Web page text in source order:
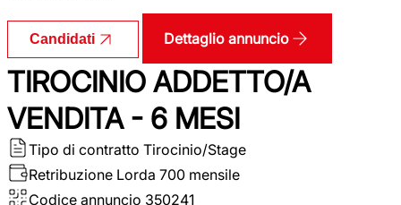
Candidati Dettaglio annuncio
TIROCINIO ADDETTO/A
VENDITA - 6 MESI
Tipo di contratto Tirocinio/Stage
Retribuzione Lorda 700 mensile
Codice annuncio 350241